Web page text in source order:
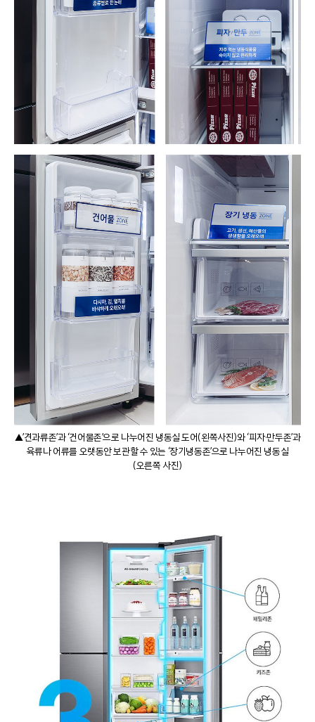
▲’견과류존’과 ‘건어물존’으로 나누어진 냉동실 도어(왼쪽사진)와 ‘피자·만두존’과
육류나 어류를 오랫동안 보관할 수 있는 ‘장기냉동존’으로 나누어진 냉동실
(오른쪽 사진)